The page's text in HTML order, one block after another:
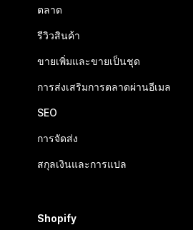
ตลาด
รีวิวสินค้า
ขายเพิ่มและขายเป็นชุด
การส่งเสริมการตลาดผ่านอีเมล
SEO
การจัดส่ง
สกุลเงินและการแปล
Shopify